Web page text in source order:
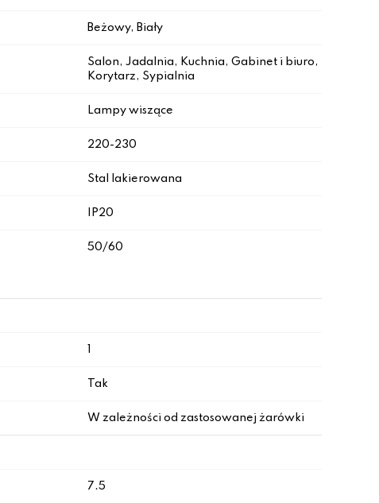
Beżowy, Biały
Salon, Jadalnia, Kuchnia, Gabinet i biuro,
Korytarz, Sypialnia
Lampy wiszące
220-230
Stal lakierowana
IP20
50/60
Tak
W zależności od zastosowanej żarówki
7.5